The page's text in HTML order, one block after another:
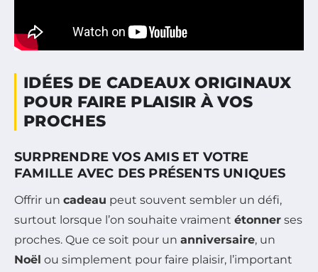
IDÉES DE CADEAUX ORIGINAUX
POUR FAIRE PLAISIR À VOS
PROCHES
SURPRENDRE VOS AMIS ET VOTRE
FAMILLE AVEC DES PRÉSENTS UNIQUES
Offrir un cadeau peut souvent sembler un défi,
surtout lorsque l’on souhaite vraiment étonner ses
proches. Que ce soit pour un anniversaire, un
Noël ou simplement pour faire plaisir, l’important